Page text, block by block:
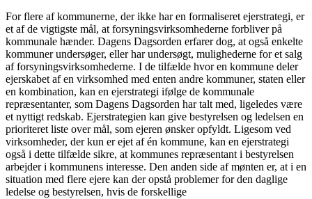
For flere af kommunerne, der ikke har en formaliseret ejerstrategi, er
et af de vigtigste mål, at forsyningsvirksomhederne forbliver på
kommunale hænder. Dagens Dagsorden erfarer dog, at også enkelte
kommuner undersøger, eller har undersøgt, mulighederne for et salg
af forsyningsvirksomhederne. I de tilfælde hvor en kommune deler
ejerskabet af en virksomhed med enten andre kommuner, staten eller
en kombination, kan en ejerstrategi ifølge de kommunale
repræsentanter, som Dagens Dagsorden har talt med, ligeledes være
et nyttigt redskab. Ejerstrategien kan give bestyrelsen og ledelsen en
prioriteret liste over mål, som ejeren ønsker opfyldt. Ligesom ved
virksomheder, der kun er ejet af én kommune, kan en ejerstrategi
også i dette tilfælde sikre, at kommunes repræsentant i bestyrelsen
arbejder i kommunens interesse. Den anden side af mønten er, at i en
situation med flere ejere kan der opstå problemer for den daglige
ledelse og bestyrelsen, hvis de forskellige